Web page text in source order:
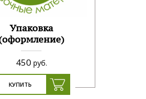
Упаковка
450 руб.
КУПИТЬ